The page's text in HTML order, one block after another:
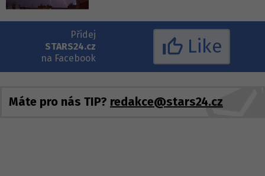
Přidej
STARS24.cz
na Facebook
Like
Máte pro nás TIP? redakce@stars24.cz